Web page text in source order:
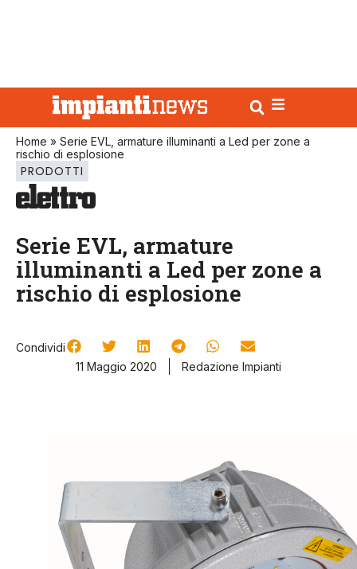
Home » Serie EVL, armature illuminanti a Led per zone a
rischio di esplosione
PRODOTTI
Serie EVL, armature
illuminanti a Led per zone a
rischio di esplosione
Condividi
11 Maggio 2020
Redazione Impianti